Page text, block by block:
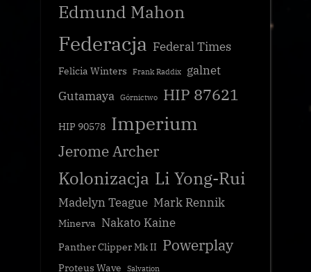
Edmund Mahon
Federacja Federal Times
Felicia Winters Frank Raddix
galnet
Gutamaya Górnictwo HIP 87621
HIP 90578 Imperium
Jerome Archer
Kolonizacja Li Yong-Rui
Madelyn Teague Mark Rennik
Minerva Nakato Kaine
Panther Clipper Mk II Powerplay
Proteus Wave Salvation